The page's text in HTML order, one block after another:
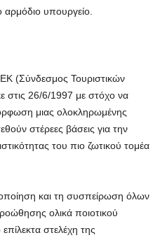
αρμόδιο υπουργείο.
(Σύνδεσμος Τουριστικών
στις 26/6/1997 με στόχο να
μιας ολοκληρωμένης
στέρεες βάσεις για την
του πιο ζωτικού τομέα
και τη συσπείρωση όλων
ολικά ποιοτικού
στελέχη της